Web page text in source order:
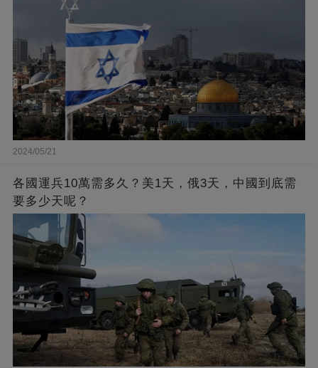
2024/05/21
各國運兵10萬需多久？美1天，俄3天，中國到底需
要多少天呢？